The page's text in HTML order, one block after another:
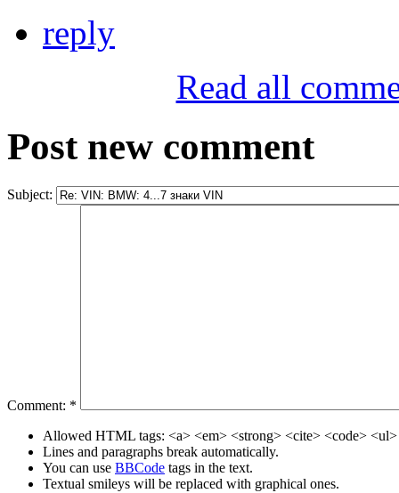
reply
Read all
Post new comment
Subject:
Comment: *
Allowed HTML tags: <a> <em> <strong> <cite> <code>
Lines and paragraphs break automatically.
You can use BBCode tags in the text.
Textual smileys will be replaced with graphical ones.